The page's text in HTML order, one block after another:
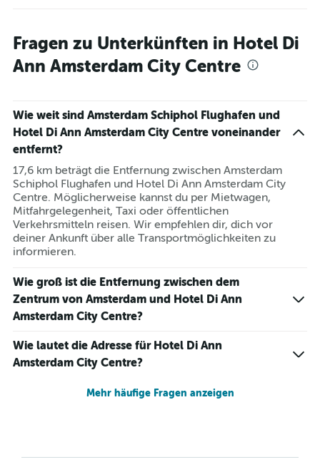
Fragen zu Unterkünften in Hotel Di
Ann Amsterdam City Centre
Wie weit sind Amsterdam Schiphol Flughafen und
Hotel Di Ann Amsterdam City Centre voneinander
entfernt?
17,6 km beträgt die Entfernung zwischen Amsterdam
Schiphol Flughafen und Hotel Di Ann Amsterdam City
Centre. Möglicherweise kannst du per Mietwagen,
Mitfahrgelegenheit, Taxi oder öffentlichen
Verkehrsmitteln reisen. Wir empfehlen dir, dich vor
deiner Ankunft über alle Transportmöglichkeiten zu
informieren.
Wie groß ist die Entfernung zwischen dem
Zentrum von Amsterdam und Hotel Di Ann
Amsterdam City Centre?
Wie lautet die Adresse für Hotel Di Ann
Amsterdam City Centre?
Mehr häufige Fragen anzeigen